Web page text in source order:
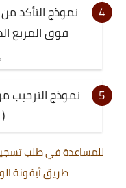
نموذج التأكد
فوق المربع
طريق أيقونة